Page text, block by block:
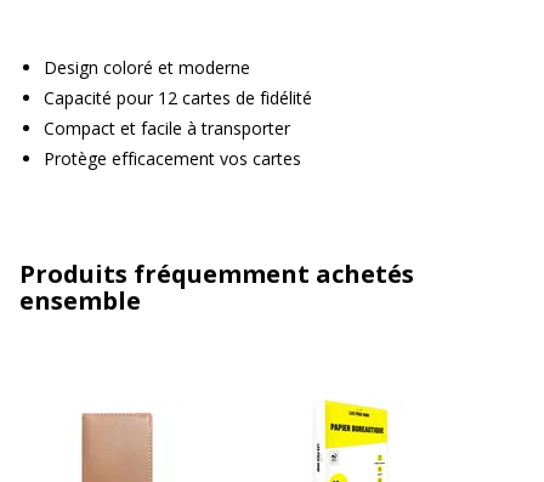
Design coloré et moderne
Capacité pour 12 cartes de fidélité
Compact et facile à transporter
Protège efficacement vos cartes
Produits fréquemment achetés
ensemble